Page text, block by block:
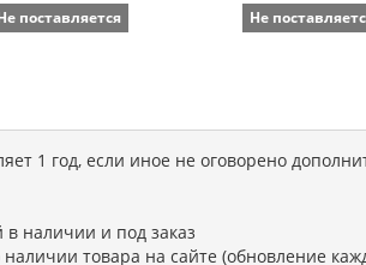
поставляется
Не
1 год, если иное не оговорено
наличии и под заказ
товара на сайте (обновление